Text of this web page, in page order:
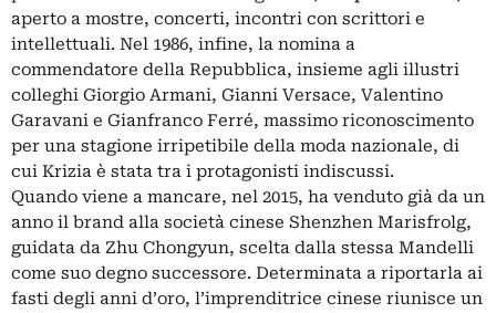
aperto a mostre, concerti, incontri con scrittori e
intellettuali. Nel 1986, infine, la nomina a
commendatore della Repubblica, insieme agli illustri
colleghi Giorgio Armani, Gianni Versace, Valentino
Garavani e Gianfranco Ferré, massimo riconoscimento
per una stagione irripetibile della moda nazionale, di
cui Krizia è stata tra i protagonisti indiscussi.
Quando viene a mancare, nel 2015, ha venduto già da un
anno il brand alla società cinese Shenzhen Marisfrolg,
guidata da Zhu Chongyun, scelta dalla stessa Mandelli
come suo degno successore. Determinata a riportarla ai
fasti degli anni d’oro, l’imprenditrice cinese riunisce un